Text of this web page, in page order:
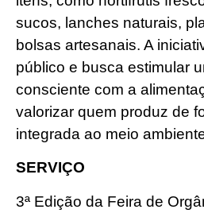
sucos, lanches naturais,
bolsas artesanais. A
público e busca estimular
consciente com a
valorizar quem produz de
integrada ao meio
SERVIÇO
3ª Edição da Feira de